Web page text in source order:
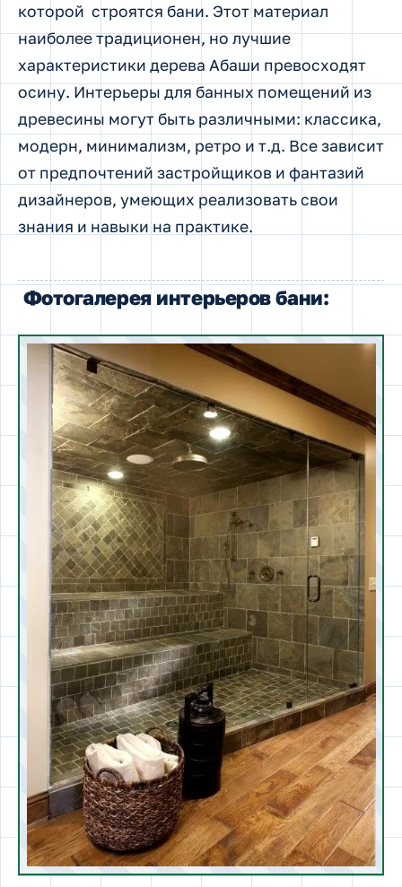
которой строятся бани. Этот материал
наиболее традиционен, но лучшие
характеристики дерева Абаши превосходят
осину. Интерьеры для банных помещений из
древесины могут быть различными: классика,
модерн, минимализм, ретро и т.д. Все зависит
от предпочтений застройщиков и фантазий
дизайнеров, умеющих реализовать свои
знания и навыки на практике.
Фотогалерея интерьеров бани: